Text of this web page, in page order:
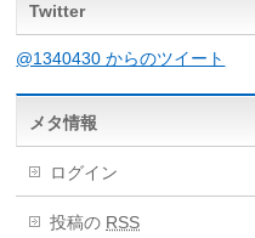
Twitter
@1340430 からのツイート
メタ情報
ログイン
投稿の RSS